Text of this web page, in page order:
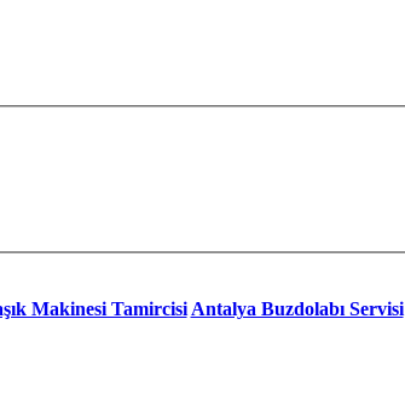
Makinesi Tamircisi Antalya Buzdolabı Servisi